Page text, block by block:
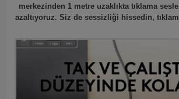
merkezinden 1 metre uzaklıkta tıklama
azaltıyoruz. Siz de sessizliği hissedin,